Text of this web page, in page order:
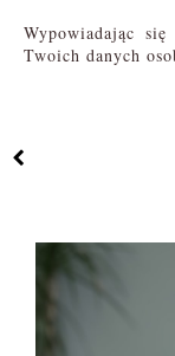
Wypowiadając
Twoich danych